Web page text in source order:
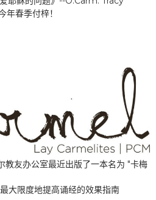
春季付梓！
教友办公室最近出版了一本名为 "卡梅
大限度地提高诵经的效果指南